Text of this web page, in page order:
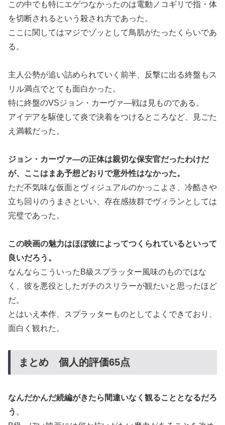
この中でも特にエゲつなかったのは電動ノコギリで指・体
を切断されるという殺され方であった。
ここに関してはマジでゾッとして鳥肌がたったくらいであ
る。
主人公勢が追い詰められていく前半、反撃に出る終盤もス
リル満点でとても面白かった。
特に終盤のVSジョン・カーヴァ―戦は見ものである。
アイデアを駆使して炎で決着をつけるところなど、見ごた
え満載だった。
ジョン・カーヴァ―の正体は親切な保安官だったわけだ
が、ここはまあ予想どおりで意外性はなかった。
ただ不気味な仮面とヴィジュアルのかっこよさ、冷酷さや
立ち回りのうまさといい、存在感抜群でヴィランとしては
完璧であった。
この映画の魅力はほぼ彼によってつくられているといって
良いだろう。
なんならこういったB級スプラッター風味のものではな
く、彼を悪役としたガチのスリラーが観たいと思ったほど
だ。
とはいえ本作、スプラッターものとしてよくできており、
面白く観れた。
まとめ 個人的評価65点
なんだかんだ続編がきたら間違いなく観ることとなるだろ
う 。